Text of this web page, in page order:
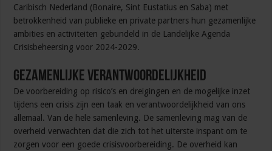
Caribisch Nederland (Bonaire, Sint Eustatius en Saba) met
betrokkenheid van publieke en private partners hun gezamenlijke
ambities en activiteiten gebundeld in de Landelijke Agenda
Crisisbeheersing voor 2024-2029.
Gezamenlijke verantwoordelijkheid
De voorbereiding op risico’s en dreigingen en de mogelijke inzet
tijdens een crisis zijn een taak en verantwoordelijkheid van ons
allemaal. Van de hele samenleving. De samenleving mag van de
overheid verwachten dat die zich tot het uiterste inspant om te
zorgen voor een goede crisisvoorbereiding. De overheid kan